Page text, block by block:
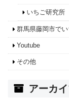
いちご研究所
群馬県藤岡市で
Youtube
その他
アーカ